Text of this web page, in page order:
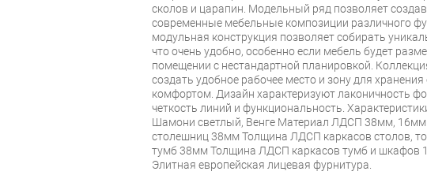
сколов и царапин. Модельный ряд позволяет
современные мебельные композиции различного
модульная конструкция позволяет собирать
что очень удобно, особенно если мебель будет
помещении с нестандартной планировкой.
создать удобное рабочее место и зону для
комфортом. Дизайн характеризуют лаконичность
четкость линий и функциональность.
Шамони светлый, Венге Материал ЛДСП 38мм,
столешниц 38мм Толщина ЛДСП каркасов столов,
тумб 38мм Толщина ЛДСП каркасов тумб и шкафов
Элитная европейская лицевая фурнитура.